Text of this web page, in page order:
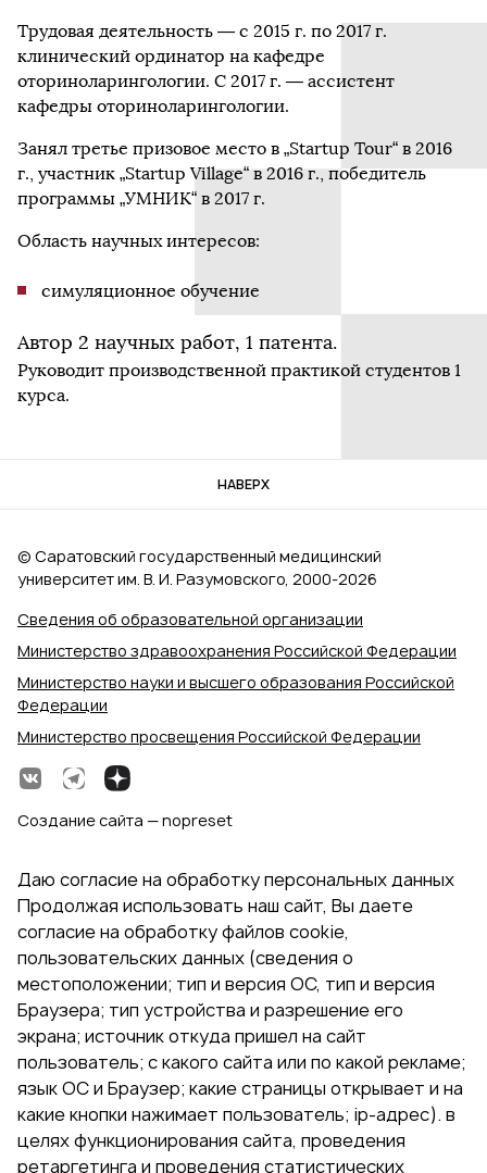
Трудовая деятельность — с 2015 г. по 2017 г.
клинический ординатор на кафедре
оториноларингологии. С 2017 г. — ассистент
кафедры оториноларингологии.
Занял третье призовое место в „Startup Tour“ в 2016
г., участник „Startup Village“ в 2016 г., победитель
программы „УМНИК“ в 2017 г.
Область научных интересов:
симуляционное обучение
Автор 2 научных работ, 1 патента.
Руководит производственной практикой студентов 1
курса.
НАВЕРХ
Сведения об образовательной организации
Министерство здравоохранения Российской Федерации
Министерство науки и высшего образования Российской
Федерации
Министерство просвещения Российской Федерации
© Саратовский государственный медицинский
университет им. В. И. Разумовского, 2000‑2026
Создание сайта — nopreset
Даю согласие на обработку персональных данных
Продолжая использовать наш сайт, Вы даете
согласие на обработку файлов cookie,
пользовательских данных (сведения о
местоположении; тип и версия ОС, тип и версия
Браузера; тип устройства и разрешение его
экрана; источник откуда пришел на сайт
пользователь; с какого сайта или по какой рекламе;
язык ОС и Браузер; какие страницы открывает и на
какие кнопки нажимает пользователь; ip-адрес). в
целях функционирования сайта, проведения
ретаргетинга и проведения статистических